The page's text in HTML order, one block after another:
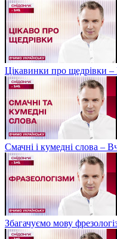
Цікавинки про щедрівки –
Смачні і кумедні слова –
Збагачуємо мову